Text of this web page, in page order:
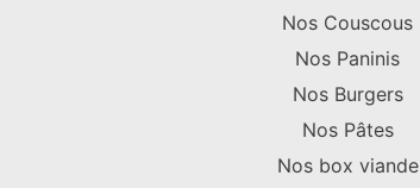
Nos Couscous
Nos Paninis
Nos Burgers
Nos Pâtes
Nos box viande